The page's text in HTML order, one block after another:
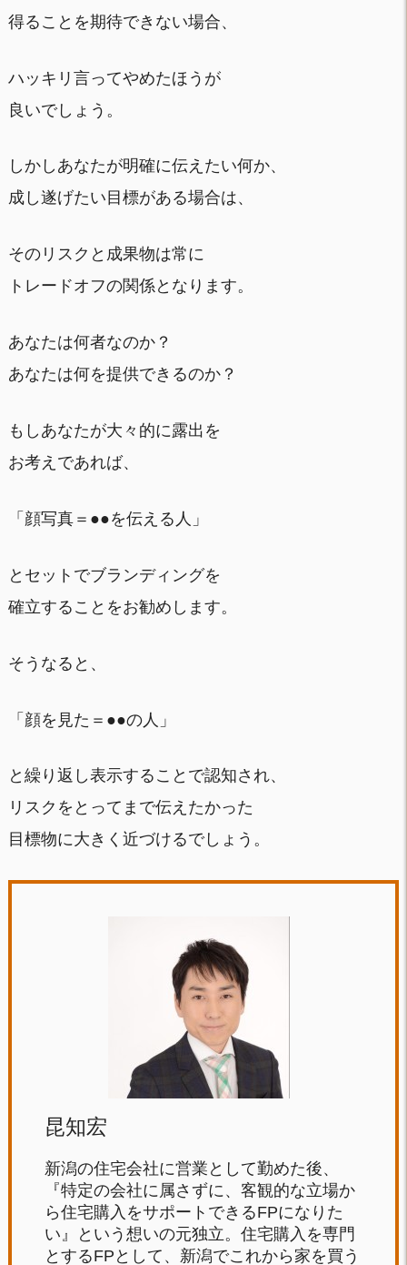
得ることを期待できない場合、
ハッキリ言ってやめたほうが
良いでしょう。
しかしあなたが明確に伝えたい何か、
成し遂げたい目標がある場合は、
そのリスクと成果物は常に
トレードオフの関係となります。
あなたは何者なのか？
あなたは何を提供できるのか？
もしあなたが大々的に露出を
お考えであれば、
「顔写真＝●●を伝える人」
とセットでブランディングを
確立することをお勧めします。
そうなると、
「顔を見た＝●●の人」
と繰り返し表示することで認知され、
リスクをとってまで伝えたかった
目標物に大きく近づけるでしょう。
昆知宏
新潟の住宅会社に営業として勤めた後、
『特定の会社に属さずに、客観的な立場か
ら住宅購入をサポートできるFPになりた
い』という想いの元独立。住宅購入を専門
とするFPとして、新潟でこれから家を買う